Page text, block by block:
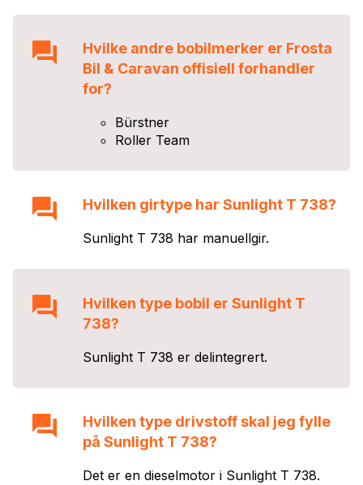
Hvilke andre bobilmerker er Frosta
Bil & Caravan offisiell forhandler
for?
Bürstner
Roller Team
Hvilken girtype har Sunlight T 738?
Sunlight T 738 har manuellgir.
Hvilken type bobil er Sunlight T
738?
Sunlight T 738 er delintegrert.
Hvilken type drivstoff skal jeg fylle
på Sunlight T 738?
Det er en dieselmotor i Sunlight T 738.